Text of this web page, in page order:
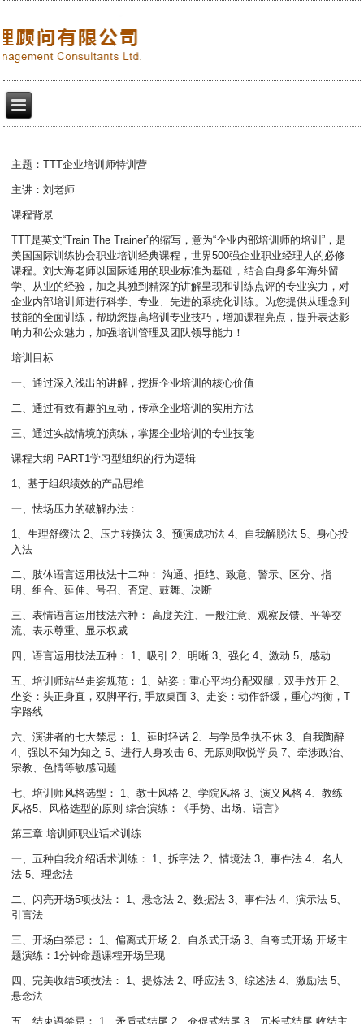
主题：TTT企业培训师特训营
主讲：刘老师
课程背景
TTT是英文“Train The Trainer”的缩写，意为“企业内部培训师的培训”，是
美国国际训练协会职业培训经典课程，世界500强企业职业经理人的必修
课程。刘大海老师以国际通用的职业标准为基础，结合自身多年海外留
学、从业的经验，加之其独到精深的讲解呈现和训练点评的专业实力，对
企业内部培训师进行科学、专业、先进的系统化训练。为您提供从理念到
技能的全面训练，帮助您提高培训专业技巧，增加课程亮点，提升表达影
响力和公众魅力，加强培训管理及团队领导能力！
培训目标
一、通过深入浅出的讲解，挖掘企业培训的核心价值
二、通过有效有趣的互动，传承企业培训的实用方法
三、通过实战情境的演练，掌握企业培训的专业技能
课程大纲 PART1学习型组织的行为逻辑
1、基于组织绩效的产品思维
一、怯场压力的破解办法：
1、生理舒缓法 2、压力转换法 3、预演成功法 4、自我解脱法 5、身心投
入法
二、肢体语言运用技法十二种： 沟通、拒绝、致意、警示、区分、指
明、组合、延伸、号召、否定、鼓舞、决断
三、表情语言运用技法六种： 高度关注、一般注意、观察反馈、平等交
流、表示尊重、显示权威
四、语言运用技法五种： 1、吸引 2、明晰 3、强化 4、激动 5、感动
五、培训师站坐走姿规范： 1、站姿：重心平均分配双腿，双手放开 2、
坐姿：头正身直，双脚平行, 手放桌面 3、走姿：动作舒缓，重心均衡，T
字路线
六、演讲者的七大禁忌： 1、延时轻诺 2、与学员争执不休 3、自我陶醉
4、强以不知为知之 5、进行人身攻击 6、无原则取悦学员 7、牵涉政治、
宗教、色情等敏感问题
七、培训师风格选型： 1、教士风格 2、学院风格 3、演义风格 4、教练
风格5、风格选型的原则 综合演练：《手势、出场、语言》
第三章 培训师职业话术训练
一、五种自我介绍话术训练： 1、拆字法 2、情境法 3、事件法 4、名人
法 5、理念法
二、闪亮开场5项技法： 1、悬念法 2、数据法 3、事件法 4、演示法 5、
引言法
三、开场白禁忌： 1、偏离式开场 2、自杀式开场 3、自夸式开场 开场主
题演练：1分钟命题课程开场呈现
四、完美收结5项技法： 1、提炼法 2、呼应法 3、综述法 4、激励法 5、
悬念法
五、结束语禁忌： 1、矛盾式结尾 2、仓促式结尾 3、冗长式结尾 收结主